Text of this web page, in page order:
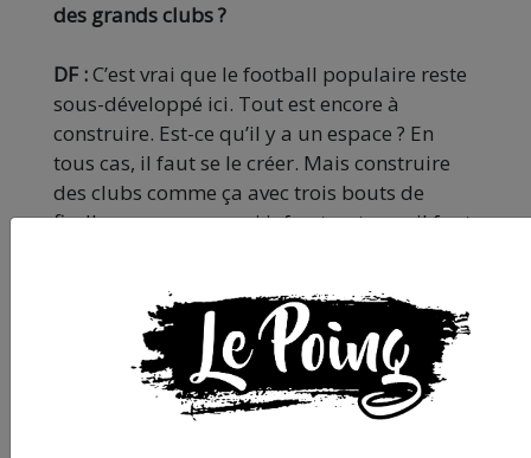
des grands clubs ?
DF :C’est vrai que le football populaire reste
sous-développé ici. Tout est encore à
construire. Est-ce qu’il y a un espace ? En
tous cas, il faut se le créer. Mais construire
des clubs comme ça avec trois bouts de
ficelle, sans moyens ni infrastructures, il faut
faire de cadeaux à des clubs qui défendent
un modèle alternatif, voire qui portent un
discours critique. Raison de plus pour